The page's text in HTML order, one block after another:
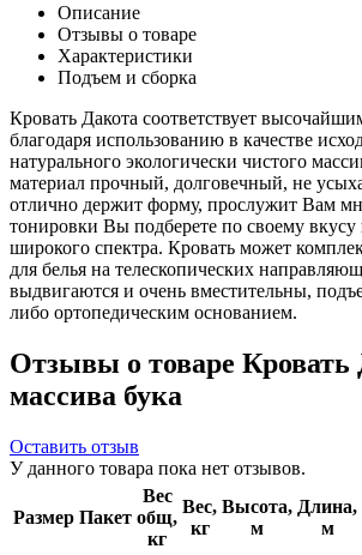
Описание
Отзывы о товаре
Характеристики
Подъем и сборка
Кровать Дакота соответствует
благодаря использованию в качестве
натурального экологически чистого
материал прочный, долговечный, не
отлично держит форму, прослужит Вам
тонировки Вы подберете по своему вкусу
широкого спектра. Кровать может
для белья на телескопических
выдвигаются и очень вместительны,
либо ортопедическим основанием.
Отзывы о товаре Кровать
массива бука
Оставить отзыв
У данного товара пока нет отзывов.
Размер Пакет
Вес
общ,
кг
Вес,
кг
Высота,
м
Длина,
м